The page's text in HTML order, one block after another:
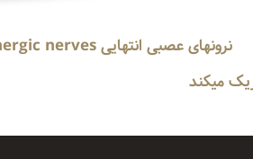
نرونهای عصبی انتهایی cholinergic nerves آزاد شده
میکند